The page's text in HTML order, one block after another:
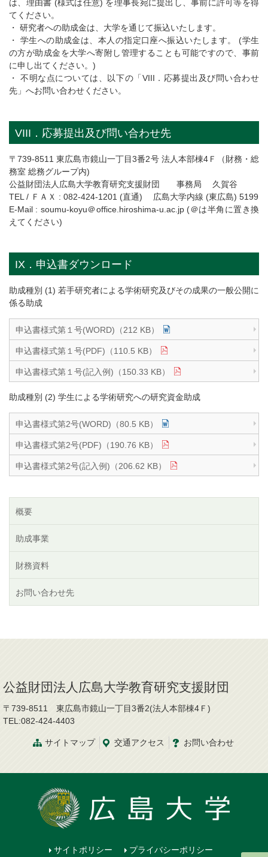
は、理由書 (様式は任意) を理事長宛に提出し、事前に許可等を得
てください。
・ 研究者への助成金は、大学を通じて振込いたします。
・ 学生への助成金は、本人の指定口座へ振込いたします。 (学生
の方が助成金を大学へ寄附し管理することも可能ですので、事前
に申し出てください。)
・ 不明な点については、以下の「VIII．応募提出及び問い合わせ
先」へお問い合わせください。
VIII．応募提出及び問い合わせ先
〒739-8511 東広島市鏡山一丁目3番2号 法人本部棟4Ｆ（財務・総
務室 総務グループ内)
公益財団法人広島大学教育研究支援財団 事務局 久賀谷
TEL / ＦＡＸ : 082-424-1201 (直通) 広島大学内線 (東広島) 5199
E-Mail : soumu-koyu＠office.hiroshima-u.ac.jp (＠は半角に置き換
えてください)
IX．申込書ダウンロード
助成種別 (1) 若手研究者による学術研究及びその成果の一般公開に
係る助成
申込書様式第１号(WORD)（212 KB）
申込書様式第１号(PDF)（110.5 KB）
申込書様式第１号(記入例)（150.33 KB）
助成種別 (2) 学生による学術研究への研究資金助成
申込書様式第2号(WORD)（80.5 KB）
申込書様式第2号(PDF)（190.76 KB）
申込書様式第2号(記入例)（206.62 KB）
概要
助成事業
財務資料
お問い合わせ先
公益財団法人広島大学教育研究支援財団
〒739-8511 東広島市鏡山一丁目3番2(法人本部棟4Ｆ)
TEL:082-424-4403
サイトマップ 交通アクセス お問い合わせ
サイトポリシー プライバシーポリシー